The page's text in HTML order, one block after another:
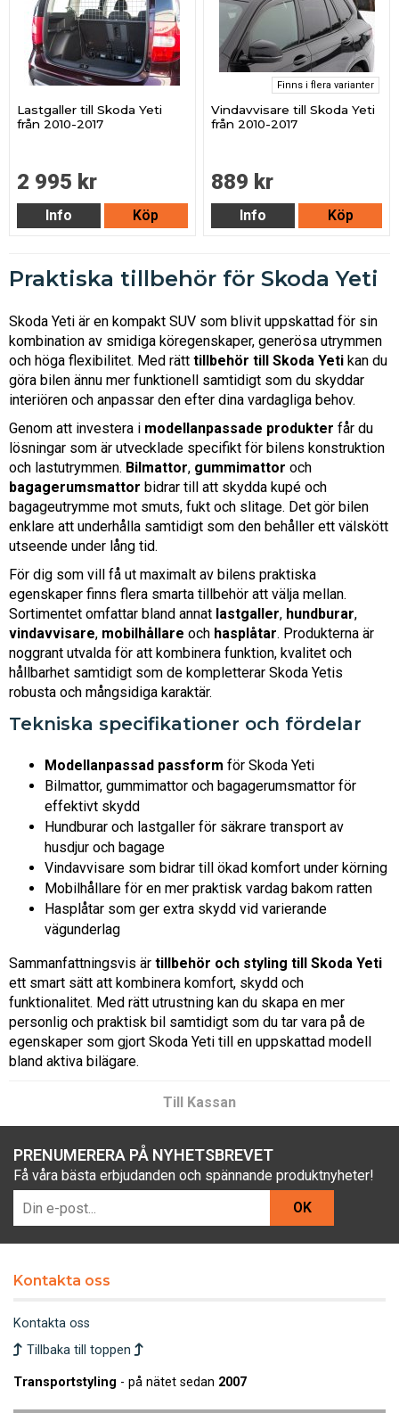
Lastgaller till Skoda Yeti
från 2010-2017
2 995 kr
Info Köp
Finns i flera varianter
Vindavvisare till Skoda Yeti
från 2010-2017
889 kr
Info Köp
Praktiska tillbehör för Skoda Yeti
Skoda Yeti är en kompakt SUV som blivit uppskattad för sin
kombination av smidiga köregenskaper, generösa utrymmen
och höga flexibilitet. Med rätt tillbehör till Skoda Yeti kan du
göra bilen ännu mer funktionell samtidigt som du skyddar
interiören och anpassar den efter dina vardagliga behov.
Genom att investera i modellanpassade produkter får du
lösningar som är utvecklade specifikt för bilens konstruktion
och lastutrymmen. Bilmattor, gummimattor och
bagagerumsmattor bidrar till att skydda kupé och
bagageutrymme mot smuts, fukt och slitage. Det gör bilen
enklare att underhålla samtidigt som den behåller ett välskött
utseende under lång tid.
För dig som vill få ut maximalt av bilens praktiska
egenskaper finns flera smarta tillbehör att välja mellan.
Sortimentet omfattar bland annat lastgaller, hundburar,
vindavvisare, mobilhållare och hasplåtar. Produkterna är
noggrant utvalda för att kombinera funktion, kvalitet och
hållbarhet samtidigt som de kompletterar Skoda Yetis
robusta och mångsidiga karaktär.
Tekniska specifikationer och fördelar
Modellanpassad passform för Skoda Yeti
Bilmattor, gummimattor och bagagerumsmattor för
effektivt skydd
Hundburar och lastgaller för säkrare transport av
husdjur och bagage
Vindavvisare som bidrar till ökad komfort under körning
Mobilhållare för en mer praktisk vardag bakom ratten
Hasplåtar som ger extra skydd vid varierande
vägunderlag
Sammanfattningsvis är tillbehör och styling till Skoda Yeti
ett smart sätt att kombinera komfort, skydd och
funktionalitet. Med rätt utrustning kan du skapa en mer
personlig och praktisk bil samtidigt som du tar vara på de
egenskaper som gjort Skoda Yeti till en uppskattad modell
bland aktiva bilägare.
Till Kassan
PRENUMERERA PÅ NYHETSBREVET
Få våra bästa erbjudanden och spännande produktnyheter!
OK
Kontakta oss
Kontakta oss
Tillbaka till toppen
Transportstyling - på nätet sedan 2007